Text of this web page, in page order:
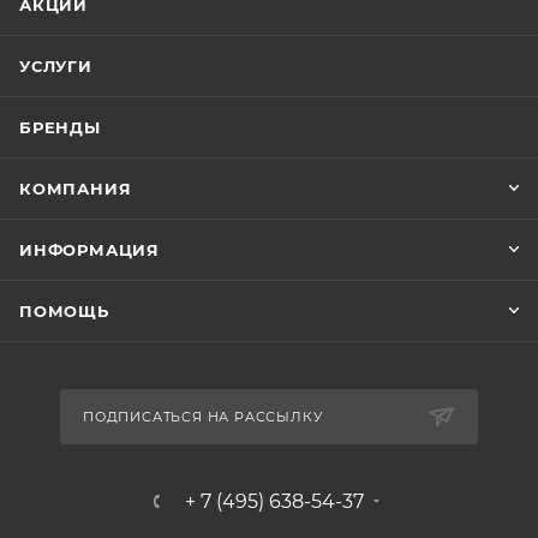
АКЦИИ
УСЛУГИ
БРЕНДЫ
КОМПАНИЯ
ИНФОРМАЦИЯ
ПОМОЩЬ
ПОДПИСАТЬСЯ НА РАССЫЛКУ
+ 7 (495) 638-54-37